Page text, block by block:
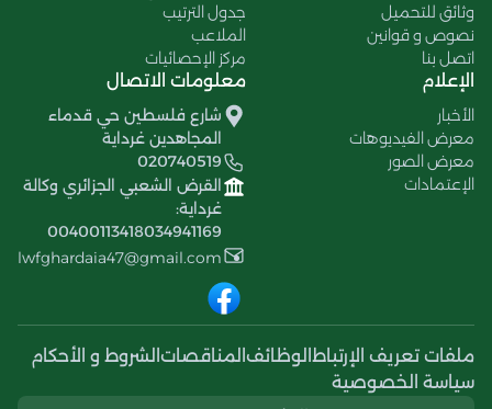
وثائق للتحميل
نصوص و قوانين
اتصل بنا
جدول الترتيب
الملاعب
مركز الإحصائيات
الإعلام
الأخبار
معرض الفيديوهات
معرض الصور
الإعتمادات
معلومات الاتصال
شارع فلسطين حي قدماء
المجاهدين غرداية
020740519
القرض الشعبي الجزائري وكالة
غرداية:
00400113418034941169
lwfghardaia47@gmail.com
ملفات تعريف الإرتباط الوظائف المناقصات الشروط و الأحكام
سياسة الخصوصية